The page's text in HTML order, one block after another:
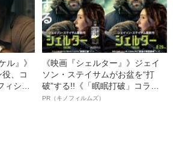
ル』》
、コ
シャ
了した
《映画『シェルター』》ジェイ
ソン・ステイサムがお盆を“打
破”する!!《「眠眠打破」コラ
ボ》
PR（キノフィルムズ）